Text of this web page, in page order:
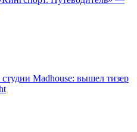
Madhouse: вышел тизер